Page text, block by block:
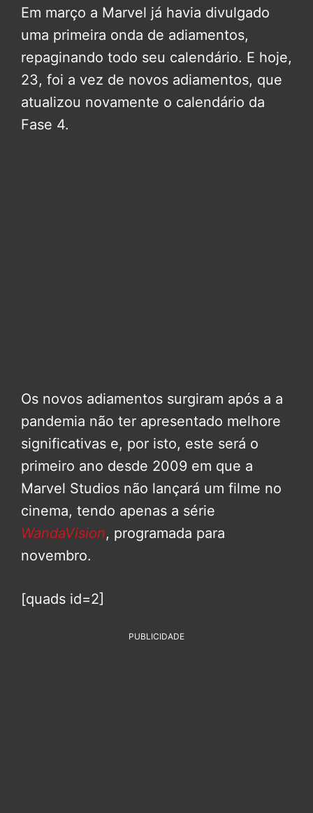
Em março a Marvel já havia divulgado
uma primeira onda de adiamentos,
repaginando todo seu calendário. E hoje,
23, foi a vez de novos adiamentos, que
atualizou novamente o calendário da
Fase 4.
Os novos adiamentos surgiram após a a
pandemia não ter apresentado melhore
significativas e, por isto, este será o
primeiro ano desde 2009 em que a
Marvel Studios não lançará um filme no
cinema, tendo apenas a série
WandaVision, programada para
novembro.
[quads id=2]
PUBLICIDADE